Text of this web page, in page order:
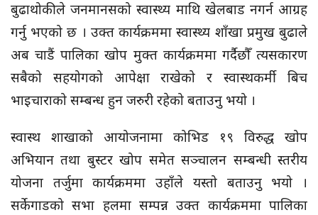
बुढाथोकीले जनमानसको स्वास्थ्य माथि खेलबाड नगर्न आग्रह
गर्नु भएको छ । उक्त कार्यक्रममा स्वास्थ्य शाँखा प्रमुख बुढाले
अब चाडैं पालिका खोप मुक्त कार्यक्रममा गर्दैछौँ त्यसकारण
सबैको सहयोगको आपेक्षा राखेको र स्वास्थकर्मी बिच
भाइचाराको सम्बन्ध हुन जरुरी रहेको बताउनु भयो ।
स्वास्थ शाखाको आयोजनामा कोभिड १९ विरुद्ध खोप
अभियान तथा बुस्टर खोप समेत सञ्चालन सम्बन्धी स्तरीय
योजना तर्जुमा कार्यक्रममा उहाँले यस्तो बताउनु भयो ।
सर्केगाडको सभा हलमा सम्पन्न उक्त कार्यक्रममा पालिका